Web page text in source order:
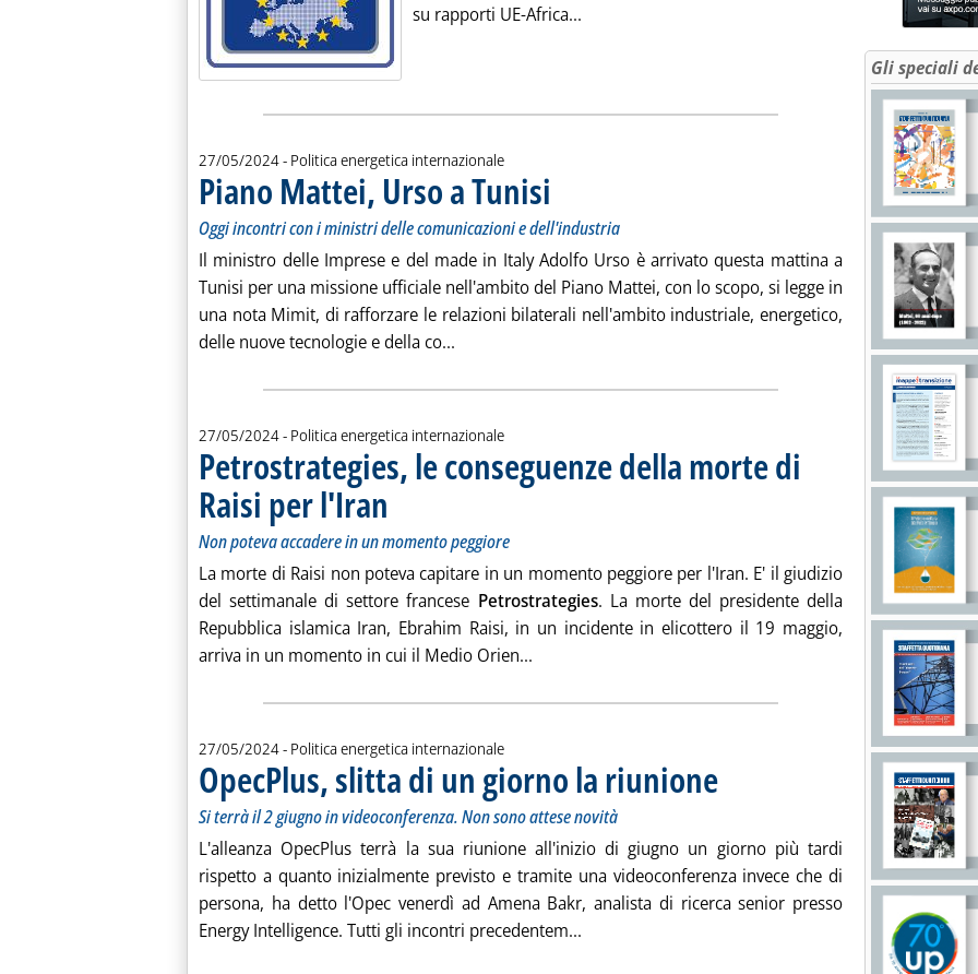
su rapporti UE-Africa... Leggi tutta la notizia: 'Settimana UE: Consiglio
27/05/2024- Politica energetica internazionale
Piano Mattei, Urso a Tunisi . Sottotitolo: Oggi incontri con i ministri delle comunicazioni e dell'industria
Oggi incontri con i ministri delle comunicazioni e dell'industria
Il ministro delle Imprese e del made in Italy Adolfo Urso è arrivato questa mattina a
Tunisi per una missione ufficiale nell'ambito del Piano Mattei, con lo scopo, si legge in
una nota Mimit, di rafforzare le relazioni bilaterali nell'ambito industriale, energetico,
delle nuove tecnologie e della co...
27/05/2024- Politica energetica internazionale
Petrostrategies, le conseguenze della morte di
Raisi per l'Iran . Sottotitolo: Non poteva accadere in un momento peggiore
. Pubblicata lunedì 27 maggio 2024 alle 10.37.
Non poteva accadere in un momento peggiore
La morte di Raisi non poteva capitare in un momento peggiore per l'Iran. E' il giudizio
del settimanale di settore francese Petrostrategies. La morte del presidente della
Repubblica islamica Iran, Ebrahim Raisi, in un incidente in elicottero il 19 maggio,
arriva in un momento in cui il Medio Orien... Leggi tutta la notizia: 'Petrostrategies, le conseguenze
27/05/2024- Politica energetica internazionale
OpecPlus, slitta di un giorno la riunione . Sottotitolo: Si terrà il 2 giugno in
. Pubblicata lunedì 27 maggio 2024 alle 10.0.
Si terrà il 2 giugno in videoconferenza. Non sono attese novità
L'alleanza OpecPlus terrà la sua riunione all'inizio di giugno un giorno più tardi
rispetto a quanto inizialmente previsto e tramite una videoconferenza invece che di
persona, ha detto l'Opec venerdì ad Amena Bakr, analista di ricerca senior presso
Energy Intelligence. Tutti gli incontri precedentem... Leggi tutta la notizia: 'OpecPlus, slitta di un giorno
Gli speciali